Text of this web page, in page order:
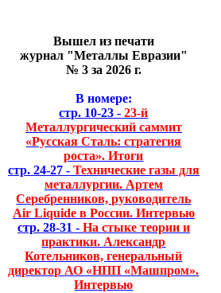
Вышел из печати
журнал "Металлы Евразии"
№ 3 за 2026 г.
В номере:
стр. 10-23 - 23-й
Металлургический саммит
«Русская Сталь: стратегия
роста». Итоги
стр. 24-27 - Технические газы для
металлургии. Артем
Серебренников, руководитель
Air Liquide в России. Интервью
стр. 28-31 - На стыке теории и
практики. Александр
Котельников, генеральный
директор АО «НПП «Машпром».
Интервью